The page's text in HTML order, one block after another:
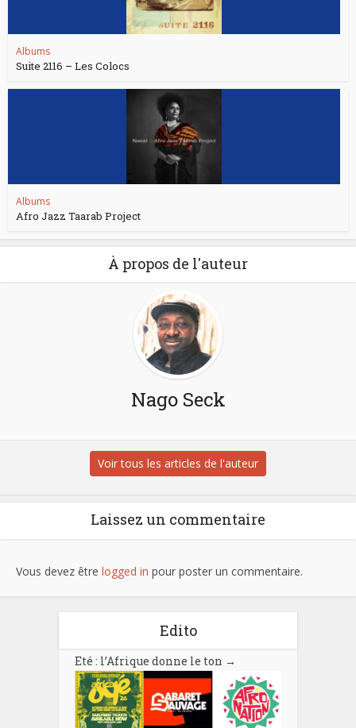
Albums
Suite 2116 – Les Colocs
Albums
Afro Jazz Taarab Project
À propos de l'auteur
Nago Seck
Voir tous les articles de l'auteur
Laissez un commentaire
Vous devez être logged in pour poster un commentaire.
Edito
Eté : l’Afrique donne le ton →